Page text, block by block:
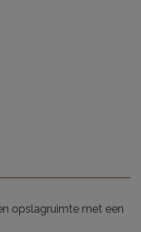
opslagruimte met een